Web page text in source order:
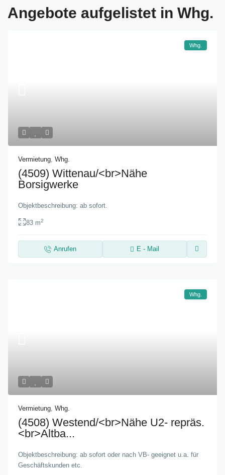
Angebote aufgelistet in Whg.
Whg.
Vermietung,Whg.
(4509) Wittenau/<br>Nähe
Borsigwerke
Objektbeschreibung: ab sofort.
83 m2
Anrufen E - Mail
Whg.
Vermietung,Whg.
(4508) Westend/<br>Nähe U2- repräs.
<br>Altba...
Objektbeschreibung: ab sofort oder nach VB- geeignet u.a. für
Geschäftskunden etc.